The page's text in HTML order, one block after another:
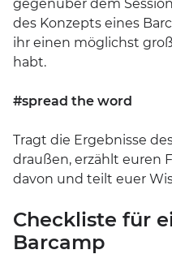
gegenüber dem
des Konzepts eines
ihr einen möglichst
habt.
#spread the word
Tragt die Ergebnisse
draußen, erzählt euren
davon und teilt euer
Checkliste für
Barcamp